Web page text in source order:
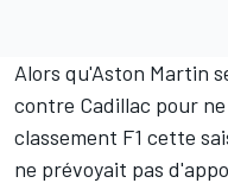
Alors qu'Aston Martin
contre Cadillac pour
classement F1 cette
ne prévoyait pas